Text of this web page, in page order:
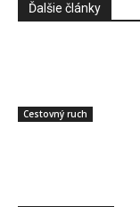
Ďalšie články
Cestovný ruch